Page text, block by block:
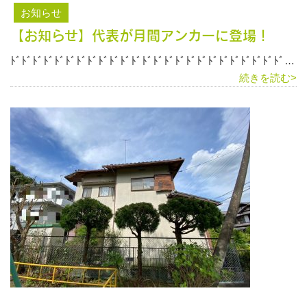
お知らせ
【お知らせ】代表が月間アンカーに登場！
ﾄﾞﾄﾞﾄﾞﾄﾞﾄﾞﾄﾞﾄﾞﾄﾞﾄﾞﾄﾞﾄﾞﾄﾞﾄﾞﾄﾞﾄﾞﾄﾞﾄﾞﾄﾞﾄﾞﾄﾞﾄﾞﾄﾞﾄﾞﾄﾞﾄﾞ…
続きを読む>